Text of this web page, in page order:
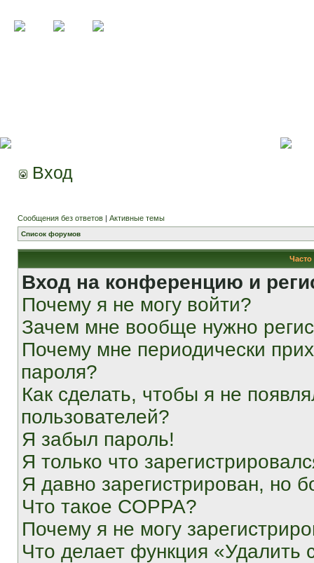
Вход
Сообщения без ответов | Активные темы
Список форумов
Вход на конференцию и
Почему я не могу войти?
Зачем мне вообще нужно
Почему мне периодически
пароля?
Как сделать, чтобы я не
пользователей?
Я забыл пароль!
Я только что
Я давно зарегистрирован, но
Что такое COPPA?
Почему я не могу
Что делает функция «Удалить